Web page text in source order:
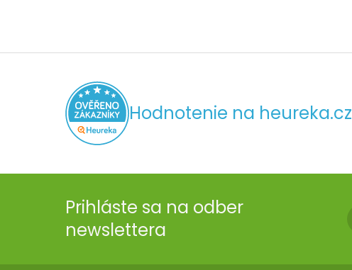
Hodnotenie na heureka.cz
Prihláste sa na odber
newslettera